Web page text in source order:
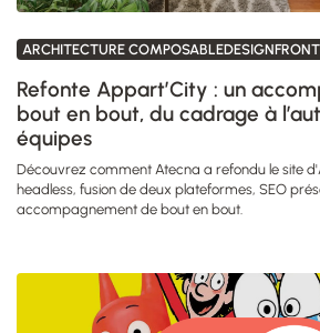
ARCHITECTURE
Refonte Appart’City : un
bout en bout, du cadrage à
équipes
Découvrez comment Atecna a refondu le site
headless, fusion de deux plateformes, SEO
accompagnement de bout en bout.